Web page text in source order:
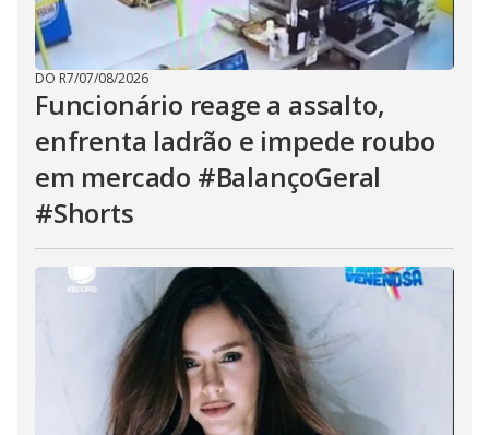
DO R7/07/08/2026
Funcionário reage a assalto,
enfrenta ladrão e impede roubo
em mercado #BalançoGeral
#Shorts